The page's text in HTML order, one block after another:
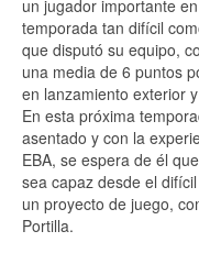
un jugador importante
temporada tan difícil
que disputó su equipo,
una media de 6 puntos
en lanzamiento exterior
En esta próxima
asentado y con la
EBA, se espera de él
sea capaz desde el
un proyecto de juego,
Portilla.